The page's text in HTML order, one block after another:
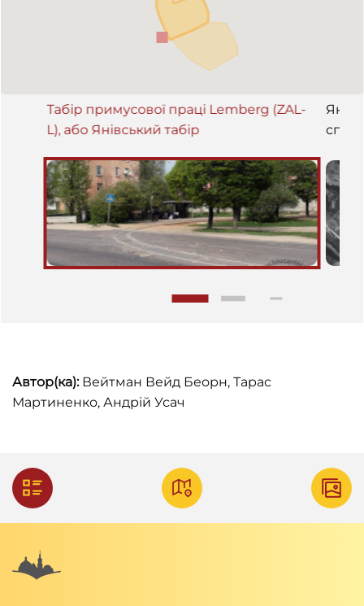
Табір примусової праці Lemberg (ZAL-
L), або Янівський табір
Автор(ка):Вейтман Вейд Беорн, Тарас
Мартиненко, Андрій Усач